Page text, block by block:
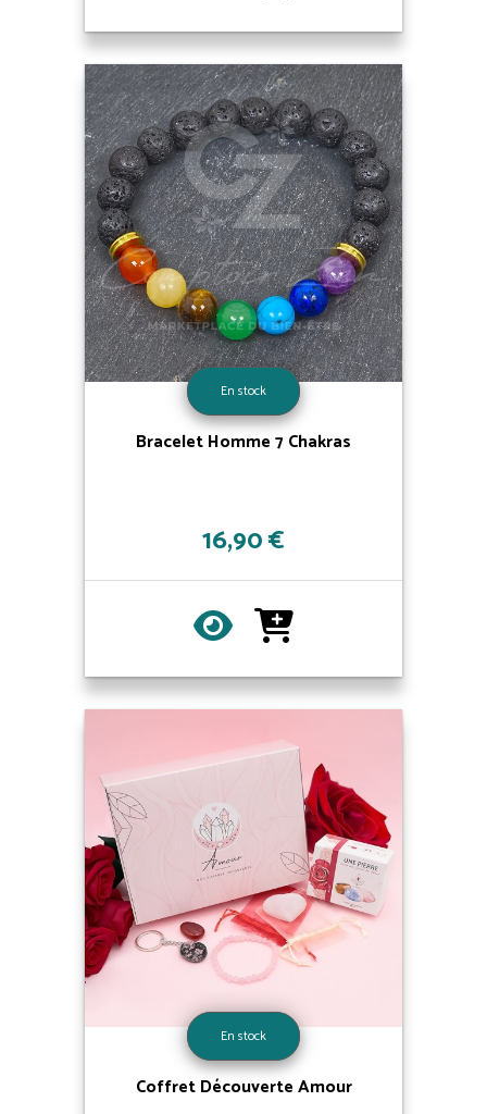
En stock
Bracelet Homme 7 Chakras
16,90 €
En stock
Coffret Découverte Amour